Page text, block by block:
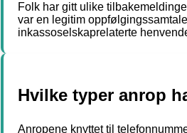
Folk har gitt ulike
var en legitim
inkassoselskaprelaterte
Hvilke typer anrop
Anropene knyttet til